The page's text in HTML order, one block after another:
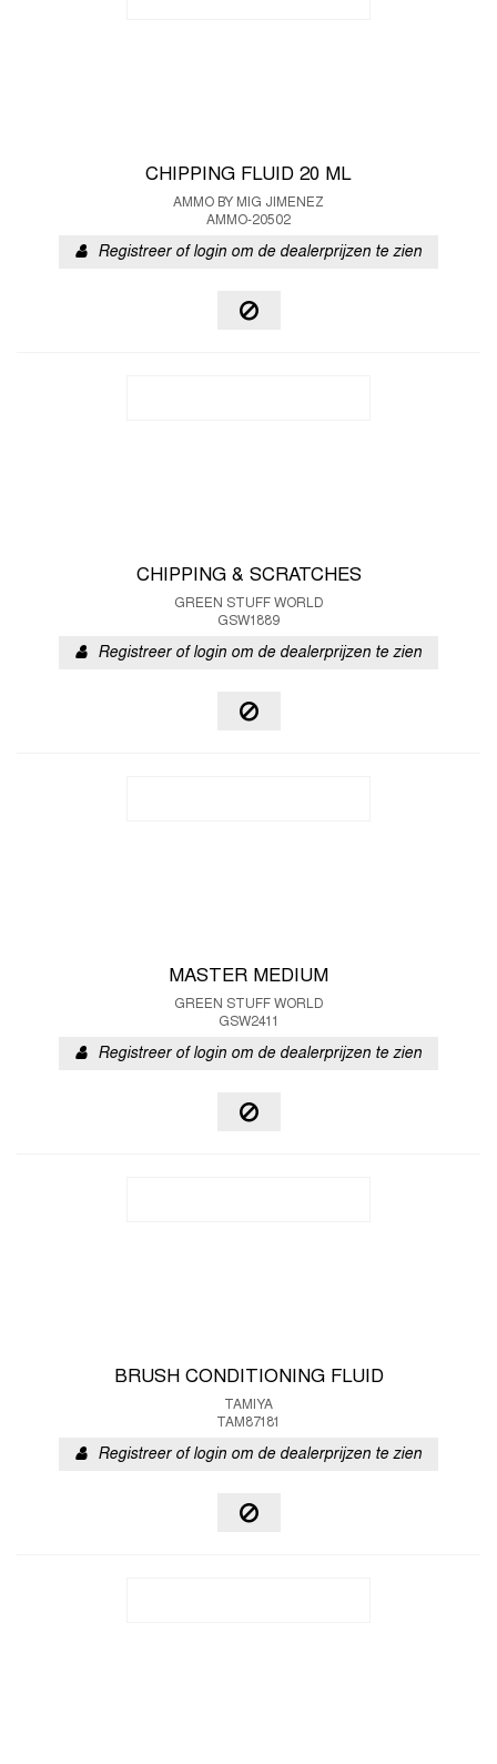
CHIPPING FLUID 20 ML
AMMO BY MIG JIMENEZ
AMMO-20502
Registreer of login om de dealerprijzen te zien
CHIPPING & SCRATCHES
GREEN STUFF WORLD
GSW1889
Registreer of login om de dealerprijzen te zien
MASTER MEDIUM
GREEN STUFF WORLD
GSW2411
Registreer of login om de dealerprijzen te zien
BRUSH CONDITIONING FLUID
TAMIYA
TAM87181
Registreer of login om de dealerprijzen te zien